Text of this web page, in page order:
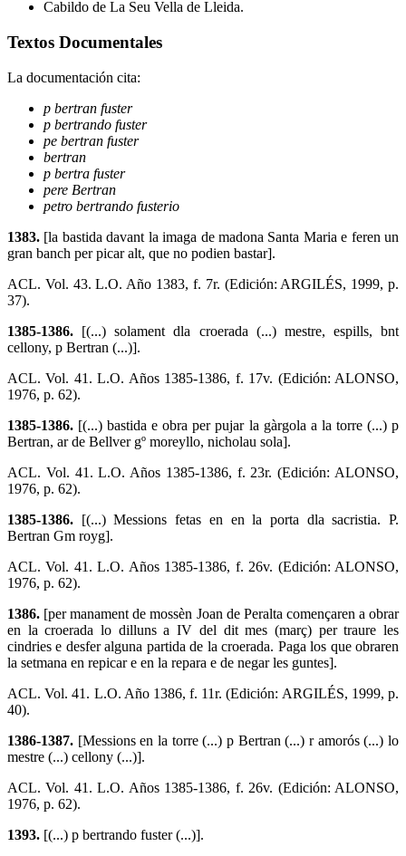
Cabildo de La Seu Vella de Lleida.
Textos Documentales
La documentación cita:
p bertran fuster
p bertrando fuster
pe bertran fuster
bertran
p bertra fuster
pere Bertran
petro bertrando fusterio
1383. [la bastida davant la imaga de madona Santa Maria e feren un
gran banch per picar alt, que no podien bastar].
ACL. Vol. 43. L.O. Año 1383, f. 7r. (Edición: ARGILÉS, 1999, p.
37).
1385-1386. [(...) solament dla croerada (...) mestre, espills, bnt
cellony, p Bertran (...)].
ACL. Vol. 41. L.O. Años 1385-1386, f. 17v. (Edición: ALONSO,
1976, p. 62).
1385-1386. [(...) bastida e obra per pujar la gàrgola a la torre (...) p
Bertran, ar de Bellver gº moreyllo, nicholau sola].
ACL. Vol. 41. L.O. Años 1385-1386, f. 23r. (Edición: ALONSO,
1976, p. 62).
1385-1386. [(...) Messions fetas en en la porta dla sacristia. P.
Bertran Gm royg].
ACL. Vol. 41. L.O. Años 1385-1386, f. 26v. (Edición: ALONSO,
1976, p. 62).
1386. [per manament de mossèn Joan de Peralta començaren a obrar
en la croerada lo dilluns a IV del dit mes (març) per traure les
cindries e desfer alguna partida de la croerada. Paga los que obraren
la setmana en repicar e en la repara e de negar les guntes].
ACL. Vol. 41. L.O. Año 1386, f. 11r. (Edición: ARGILÉS, 1999, p.
40).
1386-1387. [Messions en la torre (...) p Bertran (...) r amorós (...) lo
mestre (...) cellony (...)].
ACL. Vol. 41. L.O. Años 1385-1386, f. 26v. (Edición: ALONSO,
1976, p. 62).
1393. [(...) p bertrando fuster (...)].